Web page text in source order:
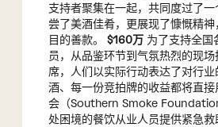
支持者聚集在一起，共同度过了
尝了美酒佳肴，更展现了慷慨精
目的善款。 $160万为了支持全国
员，从品鉴环节到气氛热烈的现
席，人们以实际行动表达了对行
酒、每一份竞拍牌的收益都将直
会（Southern Smoke
处困境的餐饮从业人员提供紧急